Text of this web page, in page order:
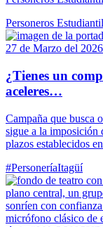
Personeros
27 de Marzo del 2026
¿Tienes un
aceleres…
Campaña que busca
sigue a la imposición
plazos establecidos
#PersoneríaItagüí